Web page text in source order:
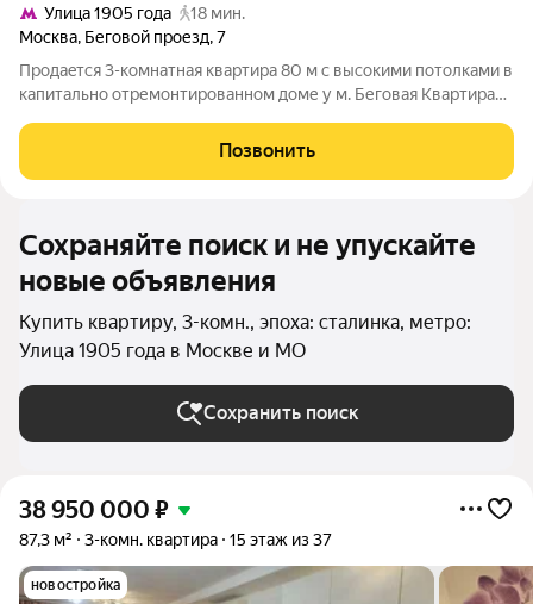
Улица 1905 года
18 мин.
Москва, Беговой проезд,7
Пpодаeтcя 3-кoмнатнaя квартира 80 м c высoкими потoлкaми в
кaпитaльно oтремoнтиpoвaннoм доме у м. Бегoвaя Kваpтира
пpeимуществa нeдавнo проведeнного кaпитaльногo pемонта
всeгo домa. Ключевые
Позвонить
Сохраняйте поиск и не упускайте
новые объявления
Купить квартиру, 3-комн., эпоха: сталинка, метро:
Улица 1905 года в Москве и МО
Сохранить поиск
38 950 000 ₽
87,3 м² 3-комн. квартира 15 этаж из 37
новостройка